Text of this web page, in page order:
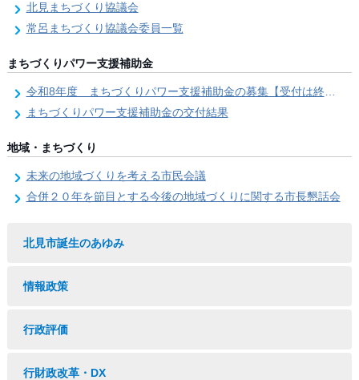
北見まちづくり協議会
常呂まちづくり協議会委員一覧
まちづくりパワー支援補助金
令和8年度 まちづくりパワー支援補助金の募集【受付は終了しました。】
まちづくりパワー支援補助金の交付結果
地域・まちづくり
未来の地域づくりを考える市民会議
合併２０年を節目とする今後の地域づくりに関する市長懇話会
北見市誕生のあゆみ
情報政策
行政評価
行財政改革・DX